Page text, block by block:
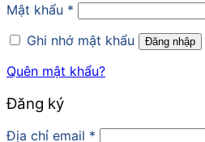
Mật khẩu *
Ghi nhớ mật khẩu
Đăng nhập
Quên mật khẩu?
Đăng ký
Địa chỉ email *